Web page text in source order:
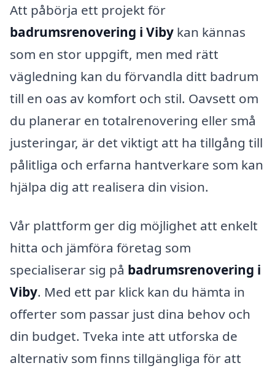
Att påbörja ett projekt för
badrumsrenovering i Viby kan kännas
som en stor uppgift, men med rätt
vägledning kan du förvandla ditt badrum
till en oas av komfort och stil. Oavsett om
du planerar en totalrenovering eller små
justeringar, är det viktigt att ha tillgång till
pålitliga och erfarna hantverkare som kan
hjälpa dig att realisera din vision.
Vår plattform ger dig möjlighet att enkelt
hitta och jämföra företag som
specialiserar sig på badrumsrenovering i
Viby. Med ett par klick kan du hämta in
offerter som passar just dina behov och
din budget. Tveka inte att utforska de
alternativ som finns tillgängliga för att